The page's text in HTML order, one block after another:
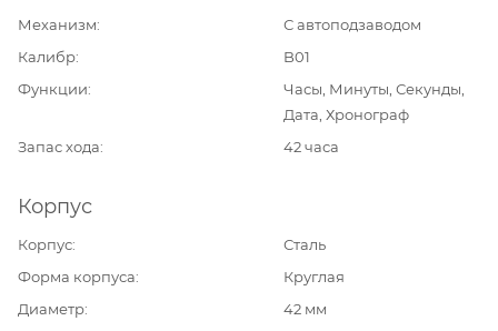
Механизм
С автоподзаводом
Калибр
B01
Функции
Часы, Минуты, Секунды,
Дата, Хронограф
Запас хода
42 часа
Корпус
Корпус
Сталь
Форма корпуса
Круглая
Диаметр
42 мм